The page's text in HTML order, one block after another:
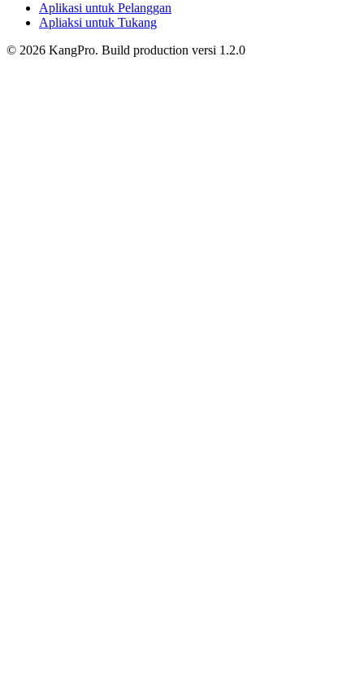
Aplikasi untuk Pelanggan
Apliaksi untuk Tukang
© 2026 KangPro. Build production versi 1.2.0